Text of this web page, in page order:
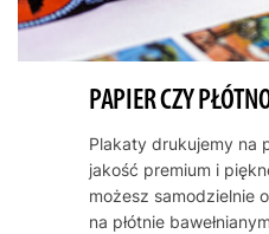
PAPIER CZY
Plakaty drukujemy na
jakość premium i
możesz samodzielnie
na płótnie